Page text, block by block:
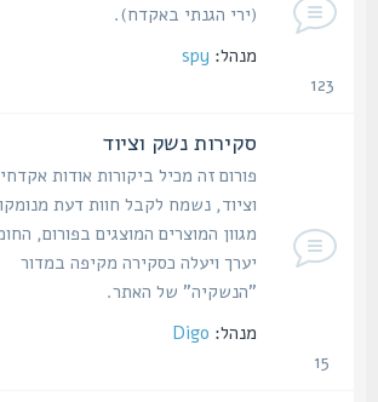
(ירי הגנתי באקדח).
מנהל: spy
סקירות נשק וציוד
פורום זה מכיל ביקורות אודות אקדחים
וציוד, נשמח לקבל חוות דעת מנומקות על
מגוון המוצרים המוצגים בפורום, החומר
יערך ויעלה כסקירה מקיפה במדור
"הנשקיה" של האתר.
מנהל: Digo